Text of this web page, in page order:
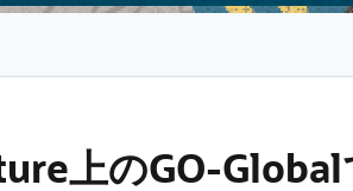
上のGO-Global